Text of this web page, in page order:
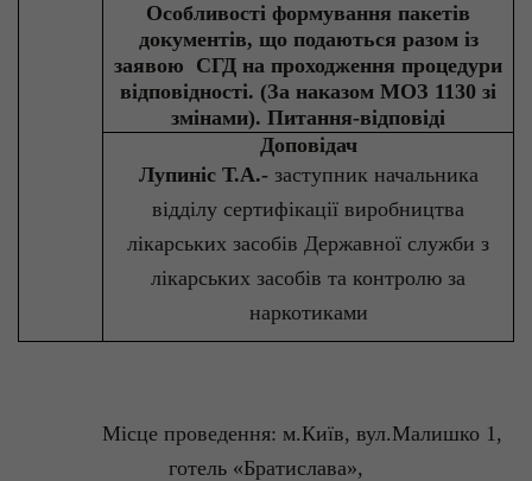
Особливості формування пакетів
документів, що подаються разом із
заявою СГД на проходження процедури
відповідності. (За наказом МОЗ 1130 зі
змінами). Питання-відповіді
Доповідач
ЛупинісТ.А.-заступник начальника
відділу сертифікації виробництва
лікарських засобів Державної служби з
лікарських засобів та контролю за
наркотиками
Місце проведення: м.Київ, вул.Малишко 1,
готель «Братислава»,